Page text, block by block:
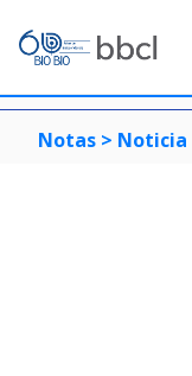
Notas > Noticia